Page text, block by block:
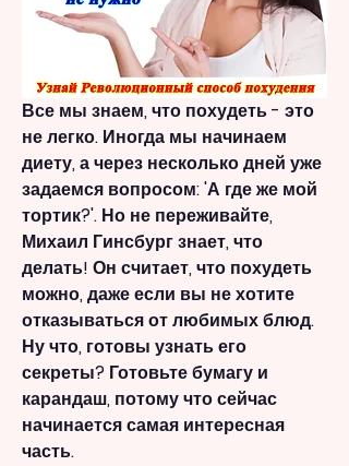
Все мы знаем, что похудеть - это
не легко. Иногда мы начинаем
диету, а через несколько дней уже
задаемся вопросом: 'А где же мой
тортик?'. Но не переживайте,
Михаил Гинсбург знает, что
делать! Он считает, что похудеть
можно, даже если вы не хотите
отказываться от любимых блюд.
Ну что, готовы узнать его
секреты? Готовьте бумагу и
карандаш, потому что сейчас
начинается самая интересная
часть.